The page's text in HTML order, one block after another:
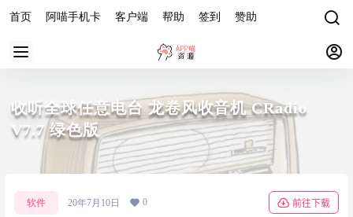
首页 阿喵手机卡 客户端 帮助 签到 赞助
收听全球任意电台 龙卷风收音机 CRadio
V7.7 绿色版
软件 20年7月10日 0 前往下载